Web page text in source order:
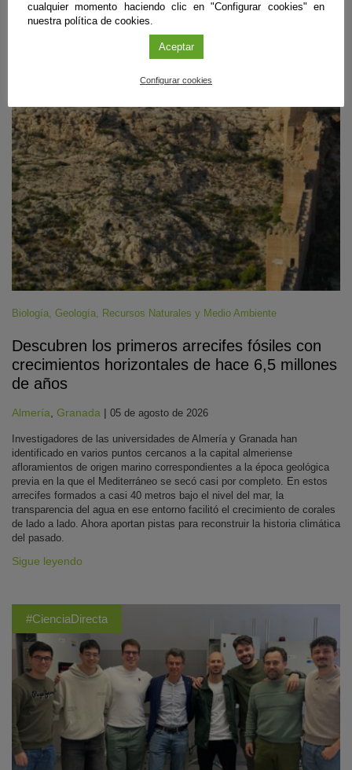
despejado.
Sigue leyendo
Biología, Geología, Recursos Naturales y Medio Ambiente
Descubren los primeros arrecifes fósiles con
crecimientos horizontales de hace 6,5 millones
de años
Almería Granada | 05 de agosto de 2026
Investigadores de las universidades de Almería y Granada han
identificado en varios puntos cercanos a la capital almeriense
afloramientos de origen marino correspondientes a la época geológica
previa en la que el Mediterráneo se secó casi por completo. En estos
arrecifes formados a casi 40 metros bajo el nivel del mar, la
transparencia del agua en ese entorno facilitó el crecimiento de corales
de lado a lado. Ahora aportan pistas para reconstruir la historia climática
del pasado.
Sigue leyendo
#CienciaDirecta
cualquier momento haciendo clic en "Configurar cookies" en
nuestra política de cookies.
Aceptar
Configurar cookies